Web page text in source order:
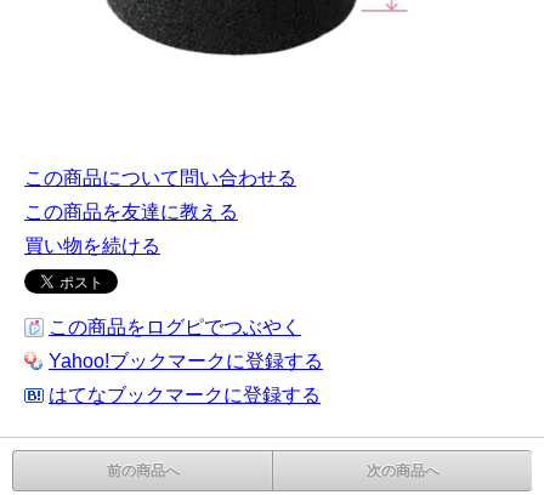
この商品について問い合わせる
この商品を友達に教える
買い物を続ける
この商品をログピでつぶやく
Yahoo!ブックマークに登録する
はてなブックマークに登録する
前の商品へ 次の商品へ